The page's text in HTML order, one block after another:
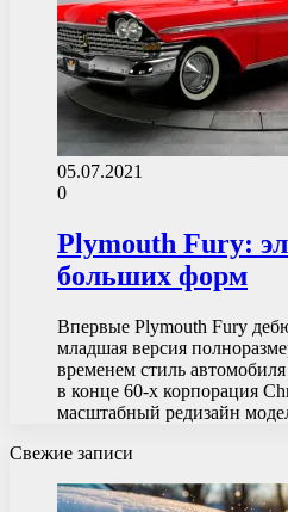
05.07.2021
0
Plymouth Fury:
больших форм
Впервые Plymouth Fury
младшая версия
временем стиль
в конце 60-х корпорация
масштабный редизайн
Свежие записи